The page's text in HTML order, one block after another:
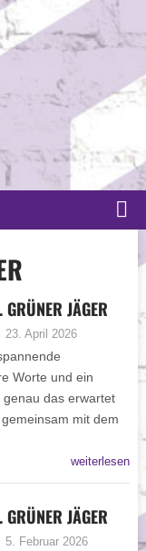
JÄGER
23. April 2026
Worte und ein
das erwartet
mit dem
weiterlesen
JÄGER
5. Februar 2026